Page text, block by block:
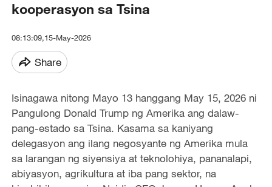
kooperasyon sa Tsina
08:13:09,15-May-2026
Share
Isinagawa nitong Mayo 13 hanggang May 15, 2026 ni
Pangulong Donald Trump ng Amerika ang dalaw-
pang-estado sa Tsina. Kasama sa kaniyang
delegasyon ang ilang negosyante ng Amerika mula
sa larangan ng siyensiya at teknolohiya, pananalapi,
abiyasyon, agrikultura at iba pang sektor, na